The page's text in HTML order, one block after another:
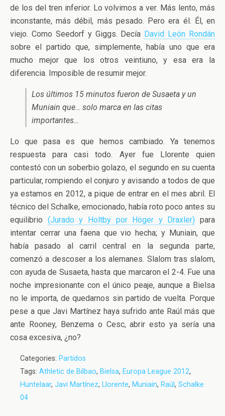
de los del tren inferior. Lo volvimos a ver. Más lento, más
inconstante, más débil, más pesado. Pero era él. Él, en
viejo. Como Seedorf y Giggs. Decía David León Rondán
sobre el partido que, simplemente, había uno que era
mucho mejor que los otros veintiuno, y esa era la
diferencia. Imposible de resumir mejor.
Los últimos 15 minutos fueron de Susaeta y un
Muniain que… solo marca en las citas
importantes…
Lo que pasa es que hemos cambiado. Ya tenemos
respuesta para casi todo. Ayer fue Llorente quien
contestó con un soberbio golazo, el segundo en su cuenta
particular, rompiendo el conjuro y avisando a todos de que
ya estamos en 2012, a pique de entrar en el mes abril. El
técnico del Schalke, emocionado, había roto poco antes su
equilibrio (Jurado y Holtby por Höger y Draxler) para
intentar cerrar una faena que vio hecha; y Muniain, que
había pasado al carril central en la segunda parte,
comenzó a descoser a los alemanes. Slalom tras slalom,
con ayuda de Susaeta, hasta que marcaron el 2-4. Fue una
noche impresionante con el único peaje, aunque a Bielsa
no le importa, de quedarnos sin partido de vuelta. Porque
pese a que Javi Martínez haya sufrido ante Raúl más que
ante Rooney, Benzema o Cesc, abrir esto ya sería una
cosa excesiva, ¿no?
Categories: Partidos
Tags: Athletic de Bilbao, Bielsa, Europa League 2012,
Huntelaar, Javi Martínez, Llorente, Muniain, Raúl , Schalke
04